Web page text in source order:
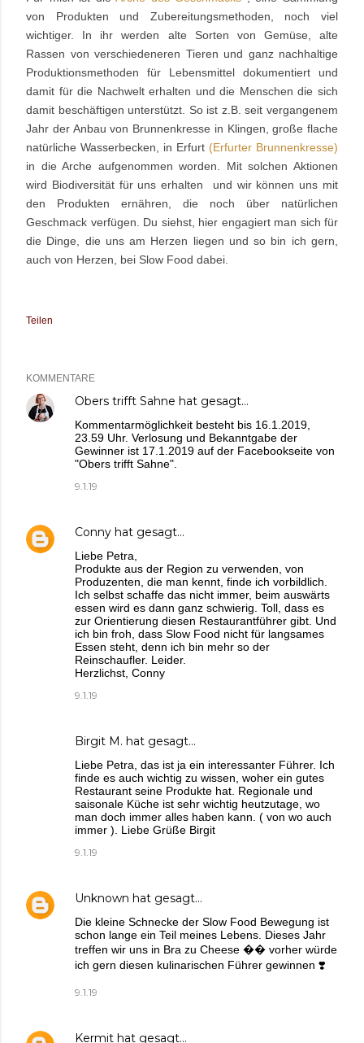
von Produkten und Zubereitungsmethoden, noch viel
wichtiger. In ihr werden alte Sorten von Gemüse, alte
Rassen von verschiedeneren Tieren und ganz nachhaltige
Produktionsmethoden für Lebensmittel dokumentiert und
damit für die Nachwelt erhalten und die Menschen die sich
damit beschäftigen unterstützt. So ist z.B. seit vergangenem
Jahr der Anbau von Brunnenkresse in Klingen, große flache
natürliche Wasserbecken, in Erfurt (Erfurter Brunnenkresse)
in die Arche aufgenommen worden. Mit solchen Aktionen
wird Biodiversität für uns erhalten und wir können uns mit
den Produkten ernähren, die noch über natürlichen
Geschmack verfügen. Du siehst, hier engagiert man sich für
die Dinge, die uns am Herzen liegen und so bin ich gern,
auch von Herzen, bei Slow Food dabei.
Teilen
KOMMENTARE
Obers trifft Sahne hat gesagt…
Kommentarmöglichkeit besteht bis 16.1.2019,
23.59 Uhr. Verlosung und Bekanntgabe der
Gewinner ist 17.1.2019 auf der Facebookseite von
"Obers trifft Sahne".
9.1.19
Conny hat gesagt…
Liebe Petra,
Produkte aus der Region zu verwenden, von
Produzenten, die man kennt, finde ich vorbildlich.
Ich selbst schaffe das nicht immer, beim auswärts
essen wird es dann ganz schwierig. Toll, dass es
zur Orientierung diesen Restaurantführer gibt. Und
ich bin froh, dass Slow Food nicht für langsames
Essen steht, denn ich bin mehr so der
Reinschaufler. Leider.
Herzlichst, Conny
9.1.19
Birgit M. hat gesagt…
Liebe Petra, das ist ja ein interessanter Führer. Ich
finde es auch wichtig zu wissen, woher ein gutes
Restaurant seine Produkte hat. Regionale und
saisonale Küche ist sehr wichtig heutzutage, wo
man doch immer alles haben kann. ( von wo auch
immer ). Liebe Grüße Birgit
9.1.19
Unknown hat gesagt…
Die kleine Schnecke der Slow Food Bewegung ist
schon lange ein Teil meines Lebens. Dieses Jahr
treffen wir uns in Bra zu Cheese �� vorher würde
ich gern diesen kulinarischen Führer gewinnen ❣️
9.1.19
Kermit hat gesagt…